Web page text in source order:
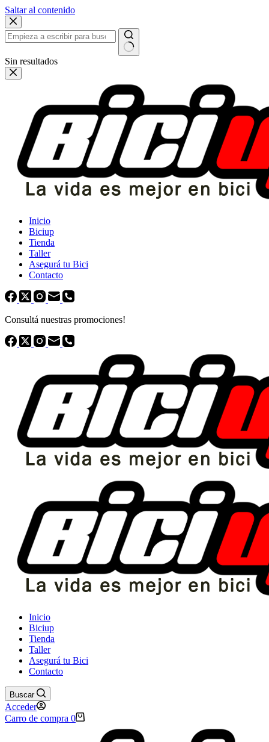
Saltar al contenido
Sin resultados
Inicio
Biciup
Tienda
Taller
Asegurá tu Bici
Contacto
Consultá nuestras promociones!
Inicio
Biciup
Tienda
Taller
Asegurá tu Bici
Contacto
Buscar
Acceder
Carro de compra 0